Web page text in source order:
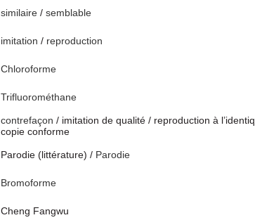
similaire / semblable
imitation / reproduction
Chloroforme
Trifluorométhane
contrefaçon / imitation de qualité / reproduction à
copie conforme
Parodie (littérature) / Parodie
Bromoforme
Cheng Fangwu